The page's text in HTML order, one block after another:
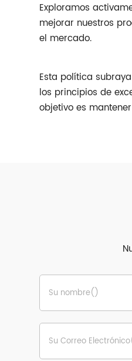
Exploramos
mejorar nuestros
el mercado.
Esta política
los principios de
objetivo es